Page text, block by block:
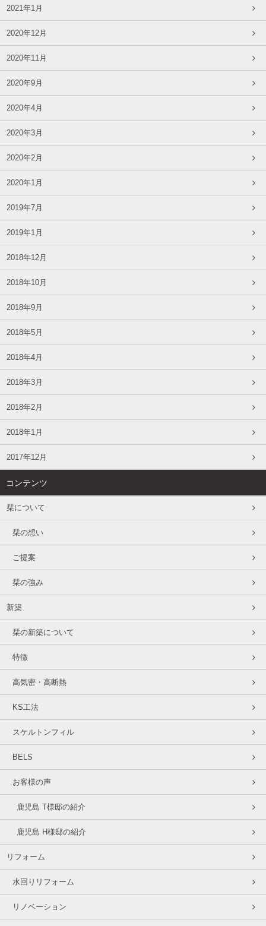
2021年1月
2020年12月
2020年11月
2020年9月
2020年4月
2020年3月
2020年2月
2020年1月
2019年7月
2019年1月
2018年12月
2018年10月
2018年9月
2018年5月
2018年4月
2018年3月
2018年2月
2018年1月
2017年12月
コンテンツ
栞について
栞の想い
ご提案
栞の強み
新築
栞の新築について
特徴
高気密・高断熱
KS工法
スケルトンフィル
BELS
お客様の声
鹿児島 T様邸の紹介
鹿児島 H様邸の紹介
リフォーム
水回りリフォーム
リノベーション